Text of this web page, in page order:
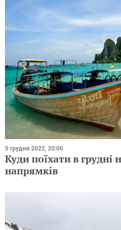
5 грудня 2022, 20:00
Куди поїхати в
напрямків